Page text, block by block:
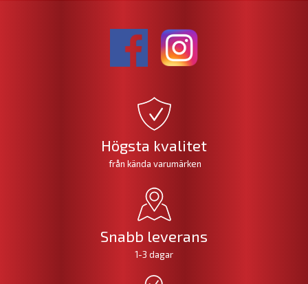
Högsta kvalitet
från kända varumärken
Snabb leverans
1-3 dagar